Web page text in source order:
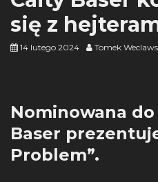
się z
14 lutego 2024 Tomek
Nominowana do
Baser
Problem”.